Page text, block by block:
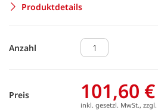
Produktdetails
Anzahl
Preis 101,60 €
inkl. gesetzl. MwSt., zzgl.